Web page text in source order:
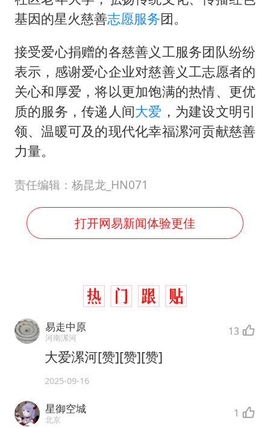
基因的星火慈善志愿服务团。
接受爱心捐赠的各慈善义工服务团队纷纷
表示，感谢爱心企业对慈善义工志愿者的
关心和厚爱，将以更加饱满的热情、更优
质的服务，传递人间大爱 ，为建设文明引
领、温暖可及的现代化幸福漯河贡献慈善
力量。
责任编辑：杨昆龙_HN071
打开网易新闻体验更佳
易走中原
河南漯河 13
大爱漯河[赞][赞][赞]
2025-09-16
星御空城
北京 1